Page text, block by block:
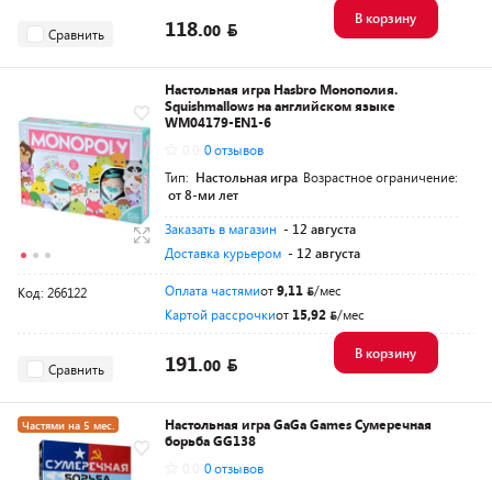
Сравнить 118.00
В корзину
Настольная игра Hasbro Монополия.
Squishmallows на английском языке
WM04179-EN1-6
0 отзывов
Тип: Настольная игра Возрастное ограничение:
от 8-ми лет
Заказать в магазин - 12 августа
Доставка курьером - 12 августа
Код: 266122 Оплата частямиот9,11
/мес
Картой рассрочкиот 15,92 /мес
Сравнить 191.00
В корзину
Частями на 5 мес.
Разумная цена
Настольная игра GaGa Games Сумеречная
борьба GG138
0 отзывов